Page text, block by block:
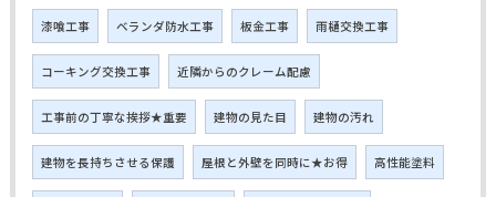
漆喰工事 ベランダ防水工事 板金工事 雨樋交換工事
コーキング交換工事 近隣からのクレーム配慮
工事前の丁寧な挨拶★重要 建物の見た目 建物の汚れ
建物を長持ちさせる保護 屋根と外壁を同時に★お得 高性能塗料